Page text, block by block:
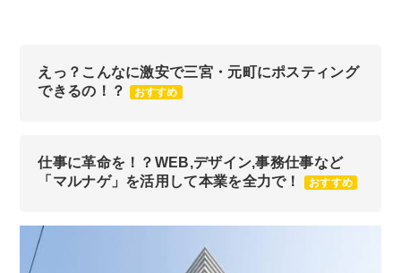
えっ？こんなに激安で三宮・元町にポスティング
できるの！？
おすすめ
仕事に革命を！？WEB,デザイン,事務仕事など
「マルナゲ」を活用して本業を全力で！
おすすめ